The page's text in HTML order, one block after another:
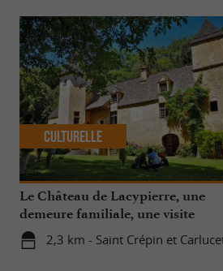
Le Château de Lacypierre, une
demeure familiale, une visite
d’émotion !
2,3 km - Saint Crépin et
Culturelle